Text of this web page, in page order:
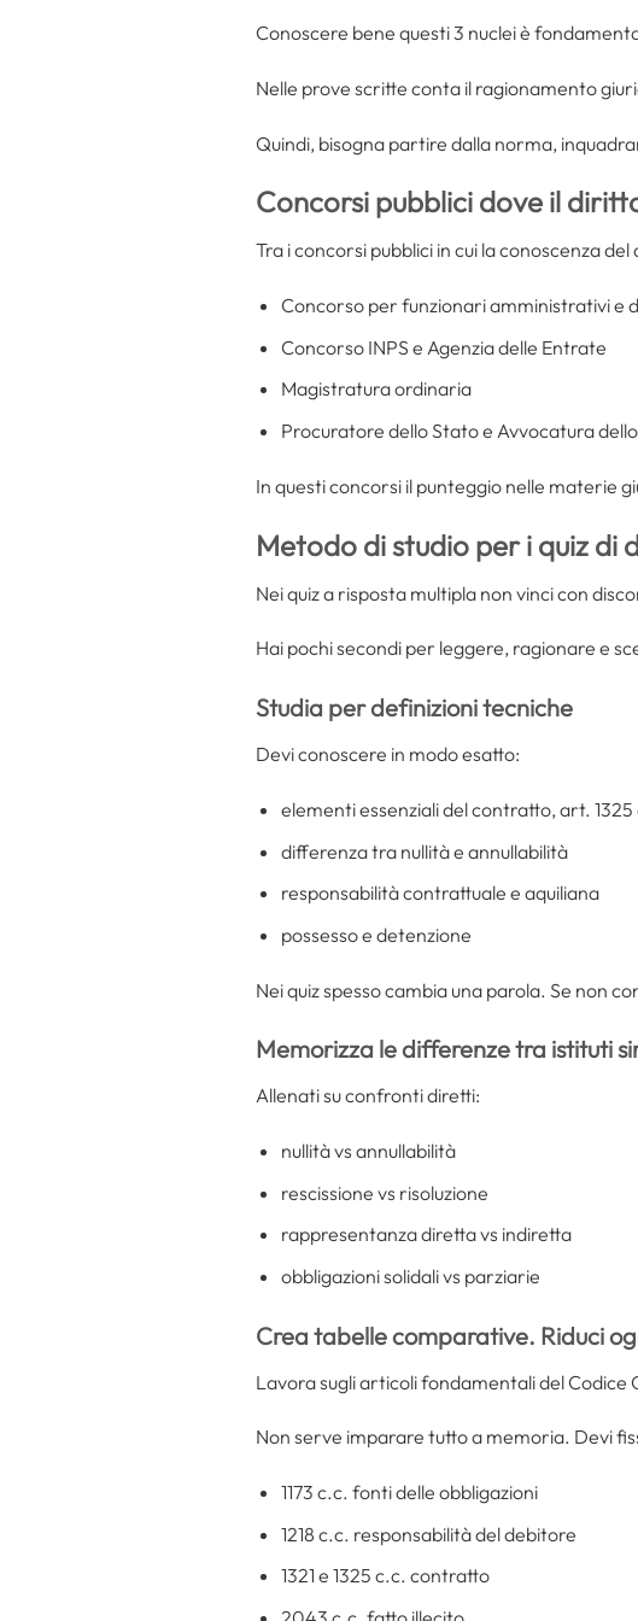
Conoscere bene questi 3 nuclei è
Nelle prove scritte conta il ragionamento
Quindi, bisogna partire dalla norma,
Concorsi pubblici dove il
Tra i concorsi pubblici in cui la conoscenza
Concorso per funzionari amministrativi e
Concorso INPS e Agenzia delle Entrate
Magistratura ordinaria
Procuratore dello Stato e Avvocatura
In questi concorsi il punteggio nelle materie
Metodo di studio per i quiz di
Nei quiz a risposta multipla non vinci con
Hai pochi secondi per leggere, ragionare e
Studia per definizioni tecniche
Devi conoscere in modo esatto:
elementi essenziali del contratto, art. 1325
differenza tra nullità e annullabilità
responsabilità contrattuale e aquiliana
possesso e detenzione
Nei quiz spesso cambia una parola. Se non
Memorizza le differenze tra istituti
Allenati su confronti diretti:
nullità vs annullabilità
rescissione vs risoluzione
rappresentanza diretta vs indiretta
obbligazioni solidali vs parziarie
Crea tabelle comparative. Riduci
Lavora sugli articoli fondamentali del Codice
Non serve imparare tutto a memoria. Devi
1173 c.c. fonti delle obbligazioni
1218 c.c. responsabilità del debitore
1321 e 1325 c.c. contratto